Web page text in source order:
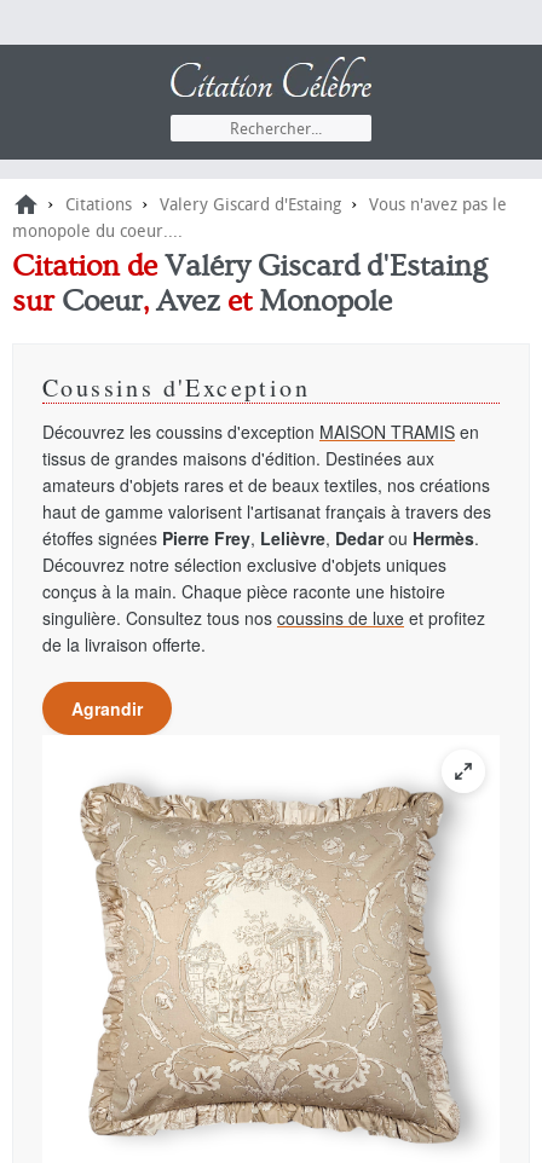
› Citations › Valery Giscard d'Estaing › Vous n'avez pas le
monopole du coeur....
Citation deValéry Giscard d'Estaing
sur Coeur,Avez et Monopole
Coussins d'Exception
Découvrez les coussins d'exception MAISON TRAMIS en
tissus de grandes maisons d'édition. Destinées aux
amateurs d'objets rares et de beaux textiles, nos créations
haut de gamme valorisent l'artisanat français à travers des
étoffes signées Pierre Frey, Lelièvre, Dedarou Hermès.
Découvrez notre sélection exclusive d'objets uniques
conçus à la main. Chaque pièce raconte une histoire
singulière. Consultez tous nos coussins de luxe et profitez
de la livraison offerte.
Agrandir